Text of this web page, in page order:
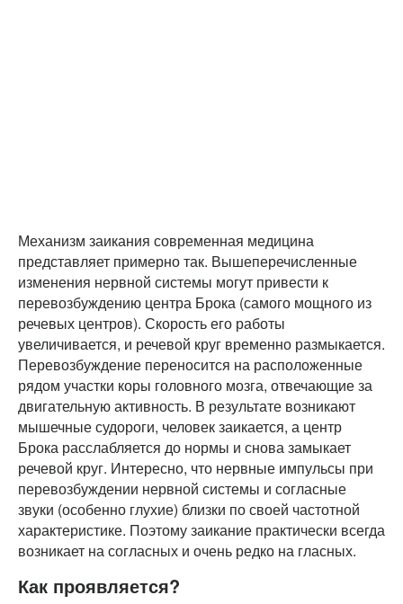
Механизм заикания современная медицина
представляет примерно так. Вышеперечисленные
изменения нервной системы могут привести к
перевозбуждению центра Брока (самого мощного из
речевых центров). Скорость его работы
увеличивается, и речевой круг временно размыкается.
Перевозбуждение переносится на расположенные
рядом участки коры головного мозга, отвечающие за
двигательную активность. В результате возникают
мышечные судороги, человек заикается, а центр
Брока расслабляется до нормы и снова замыкает
речевой круг. Интересно, что нервные импульсы при
перевозбуждении нервной системы и согласные
звуки (особенно глухие) близки по своей частотной
характеристике. Поэтому заикание практически всегда
возникает на согласных и очень редко на гласных.
Как проявляется?